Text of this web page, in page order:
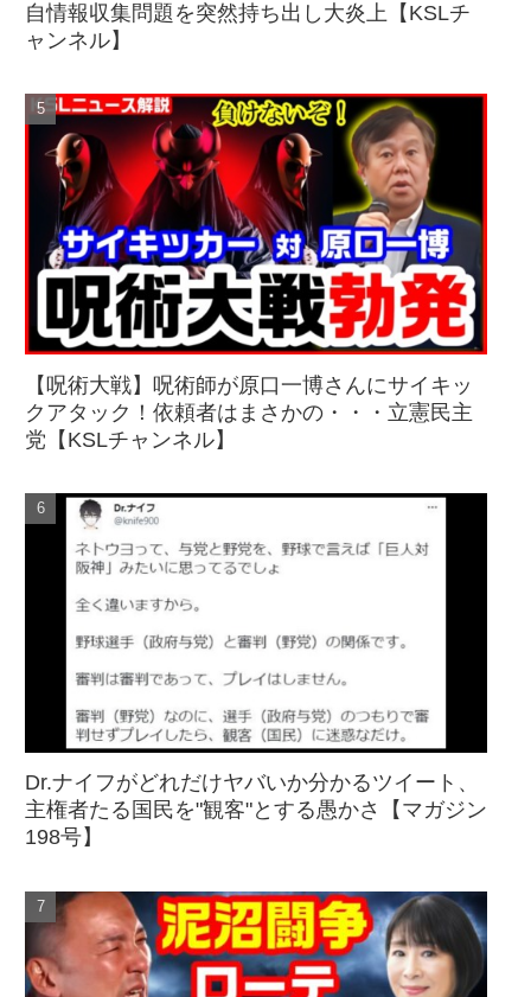
自情報収集問題を突然持ち出し大炎上【KSLチ
ャンネル】
【呪術大戦】呪術師が原口一博さんにサイキッ
クアタック！依頼者はまさかの・・・立憲民主
党【KSLチャンネル】
Dr.ナイフがどれだけヤバいか分かるツイート、
主権者たる国民を"観客"とする愚かさ【マガジン
198号】